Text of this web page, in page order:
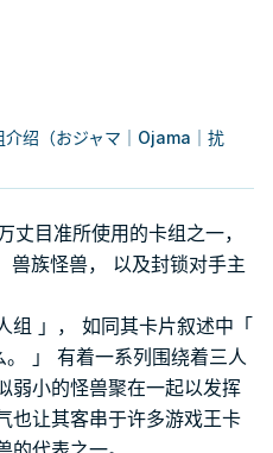
介绍（おジャマ｜Ojama｜扰
丈目准所使用的卡组之一，
兽族怪兽， 以及封锁对手主
组 」， 如同其卡片叙述中「
」 有着一系列围绕着三人
弱小的怪兽聚在一起以发挥
也让其客串于许多游戏王卡